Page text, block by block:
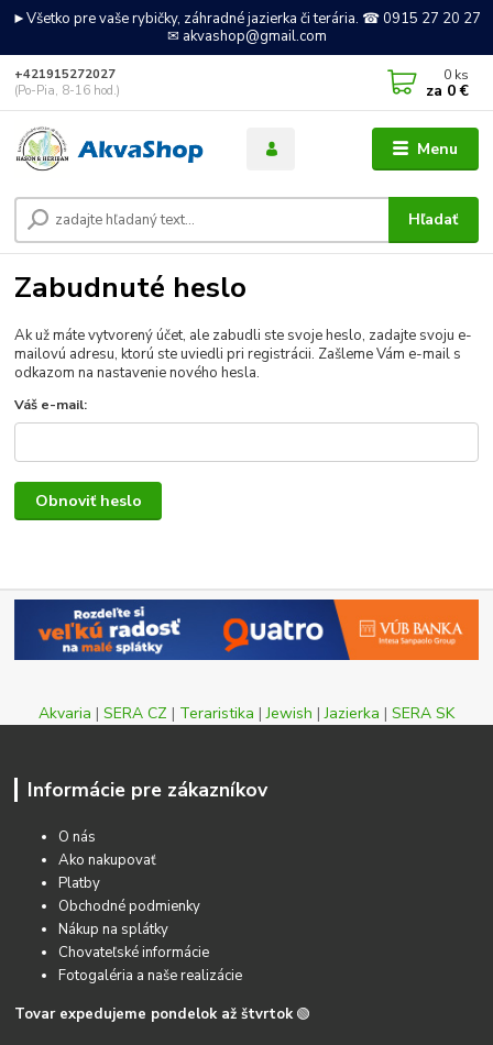
►Všetko pre vaše rybičky, záhradné jazierka či terária. ☎ 0915 27 20 27
✉ akvashop@gmail.com
Menu
Hľadať
+421915272027
(Po-Pia, 8-16 hod.)
0 ks
za 0 €
Zabudnuté heslo
Ak už máte vytvorený účet, ale zabudli ste svoje heslo, zadajte svoju e-
mailovú adresu, ktorú ste uviedli pri registrácii. Zašleme Vám e-mail s
odkazom na nastavenie nového hesla.
Váš e-mail:
Obnoviť heslo
Akvaria | SERA CZ | Teraristika |Jewish |Jazierka | SERA SK
Informácie pre zákazníkov
O nás
Ako nakupovať
Platby
Obchodné podmienky
Nákup na splátky
Chovateľské informácie
Fotogaléria a naše realizácie
Tovar expedujeme pondelok až štvrtok 🟢